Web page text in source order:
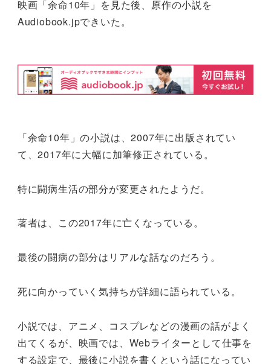
映画「余命10年」を見た後、原作の小説を
Audiobook.jpできいた。
「余命10年」の小説は、2007年に出版されてい
て、2017年に大幅に加筆修正されている。
特に闘病生活の部分が変更されたようだ。
著者は、この2017年に亡くなっている。
最後の闘病の部分はリアルな話なのだろう。
死に向かっていく気持ちが詳細に語られている。
小説では、アニメ、コスプレなどの漫画の話がよく
出てくるが、映画では、Webライターとして仕事を
する設定で、最後に小説を書くという話になってい